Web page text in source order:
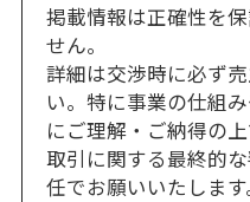
掲載情報は正確性を
せん。
詳細は交渉時に必ず
い。特に事業の仕組
にご理解・ご納得の
取引に関する最終的
任でお願いいたします